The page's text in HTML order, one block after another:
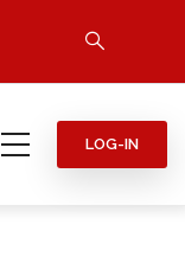
LOG-IN